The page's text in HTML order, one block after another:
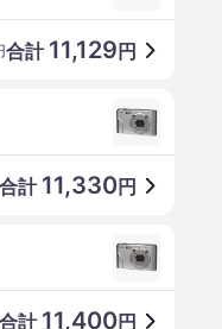
合計 11,129 円
合計 11,330円
合計 11,400円